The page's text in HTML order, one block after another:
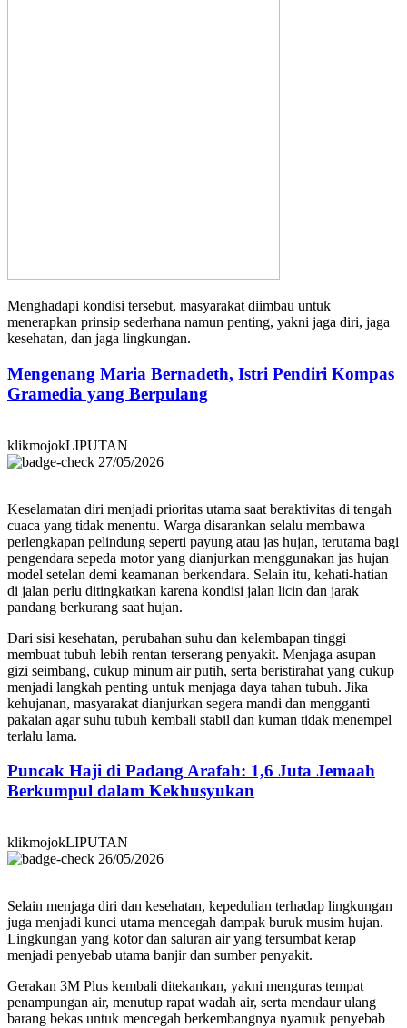
Menghadapi kondisi tersebut, masyarakat diimbau untuk
menerapkan prinsip sederhana namun penting, yakni jaga diri, jaga
kesehatan, dan jaga lingkungan.
Mengenang Maria Bernadeth, Istri Pendiri Kompas
Gramedia yang Berpulang
klikmojokLIPUTAN
27/05/2026
Keselamatan diri menjadi prioritas utama saat beraktivitas di tengah
cuaca yang tidak menentu. Warga disarankan selalu membawa
perlengkapan pelindung seperti payung atau jas hujan, terutama bagi
pengendara sepeda motor yang dianjurkan menggunakan jas hujan
model setelan demi keamanan berkendara. Selain itu, kehati-hatian
di jalan perlu ditingkatkan karena kondisi jalan licin dan jarak
pandang berkurang saat hujan.
Dari sisi kesehatan, perubahan suhu dan kelembapan tinggi
membuat tubuh lebih rentan terserang penyakit. Menjaga asupan
gizi seimbang, cukup minum air putih, serta beristirahat yang cukup
menjadi langkah penting untuk menjaga daya tahan tubuh. Jika
kehujanan, masyarakat dianjurkan segera mandi dan mengganti
pakaian agar suhu tubuh kembali stabil dan kuman tidak menempel
terlalu lama.
Puncak Haji di Padang Arafah: 1,6 Juta Jemaah
Berkumpul dalam Kekhusyukan
klikmojokLIPUTAN
26/05/2026
Selain menjaga diri dan kesehatan, kepedulian terhadap lingkungan
juga menjadi kunci utama mencegah dampak buruk musim hujan.
Lingkungan yang kotor dan saluran air yang tersumbat kerap
menjadi penyebab utama banjir dan sumber penyakit.
Gerakan 3M Plus kembali ditekankan, yakni menguras tempat
penampungan air, menutup rapat wadah air, serta mendaur ulang
barang bekas untuk mencegah berkembangnya nyamuk penyebab